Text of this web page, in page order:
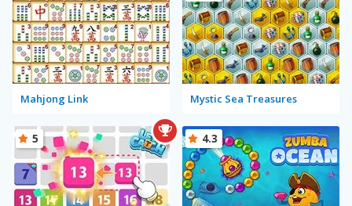
Mahjong Link Mystic Sea Treasures
5 4.3